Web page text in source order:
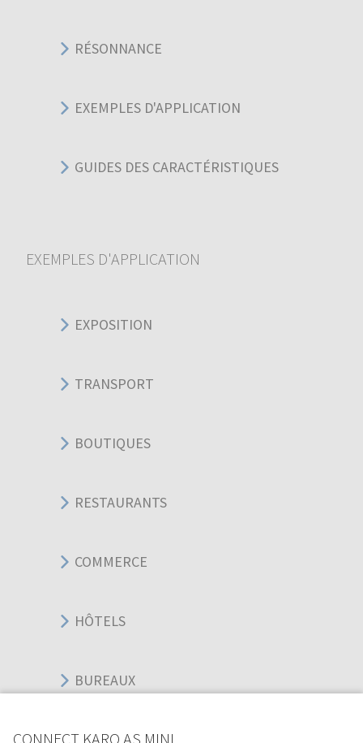
CONNECT KARO AS MINI
RÉSONNANCE
EXEMPLES D'APPLICATION
GUIDES DES CARACTÉRISTIQUES
EXEMPLES D'APPLICATION
EXPOSITION
TRANSPORT
BOUTIQUES
RESTAURANTS
COMMERCE
HÔTELS
BUREAUX